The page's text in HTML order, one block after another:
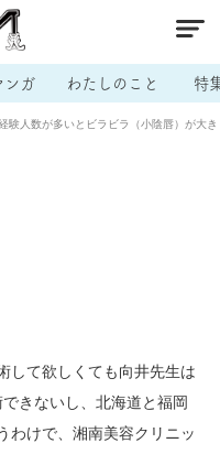
ンガ わたしのこと 特
験人数が多いとビラビラ（小陰唇）が大
して欲しくても向井先生は
きないし、北海道と福岡
けで、湘南美容クリニッ
# セフレ
チングアプリ
# イケない